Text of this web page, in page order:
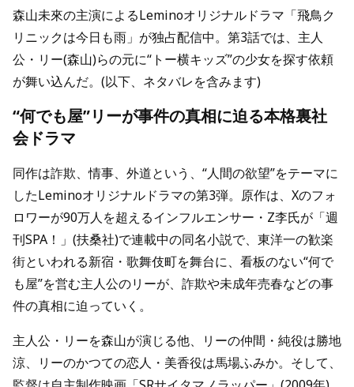
森山未來の主演によるLeminoオリジナルドラマ「飛鳥ク
リニックは今日も雨」が独占配信中。第3話では、主人
公・リー(森山)らの元に“トー横キッズ”の少女を探す依頼
が舞い込んだ。(以下、ネタバレを含みます)
“何でも屋”リーが事件の真相に迫る本格裏社
会ドラマ
同作は詐欺、情事、外道という、“人間の欲望”をテーマに
したLeminoオリジナルドラマの第3弾。原作は、Xのフォ
ロワーが90万人を超えるインフルエンサー・Z李氏が「週
刊SPA！」(扶桑社)で連載中の同名小説で、東洋一の歓楽
街といわれる新宿・歌舞伎町を舞台に、看板のない“何で
も屋”を営む主人公のリーが、詐欺や未成年売春などの事
件の真相に迫っていく。
主人公・リーを森山が演じる他、リーの仲間・純役は勝地
涼、リーのかつての恋人・美香役は馬場ふみか。そして、